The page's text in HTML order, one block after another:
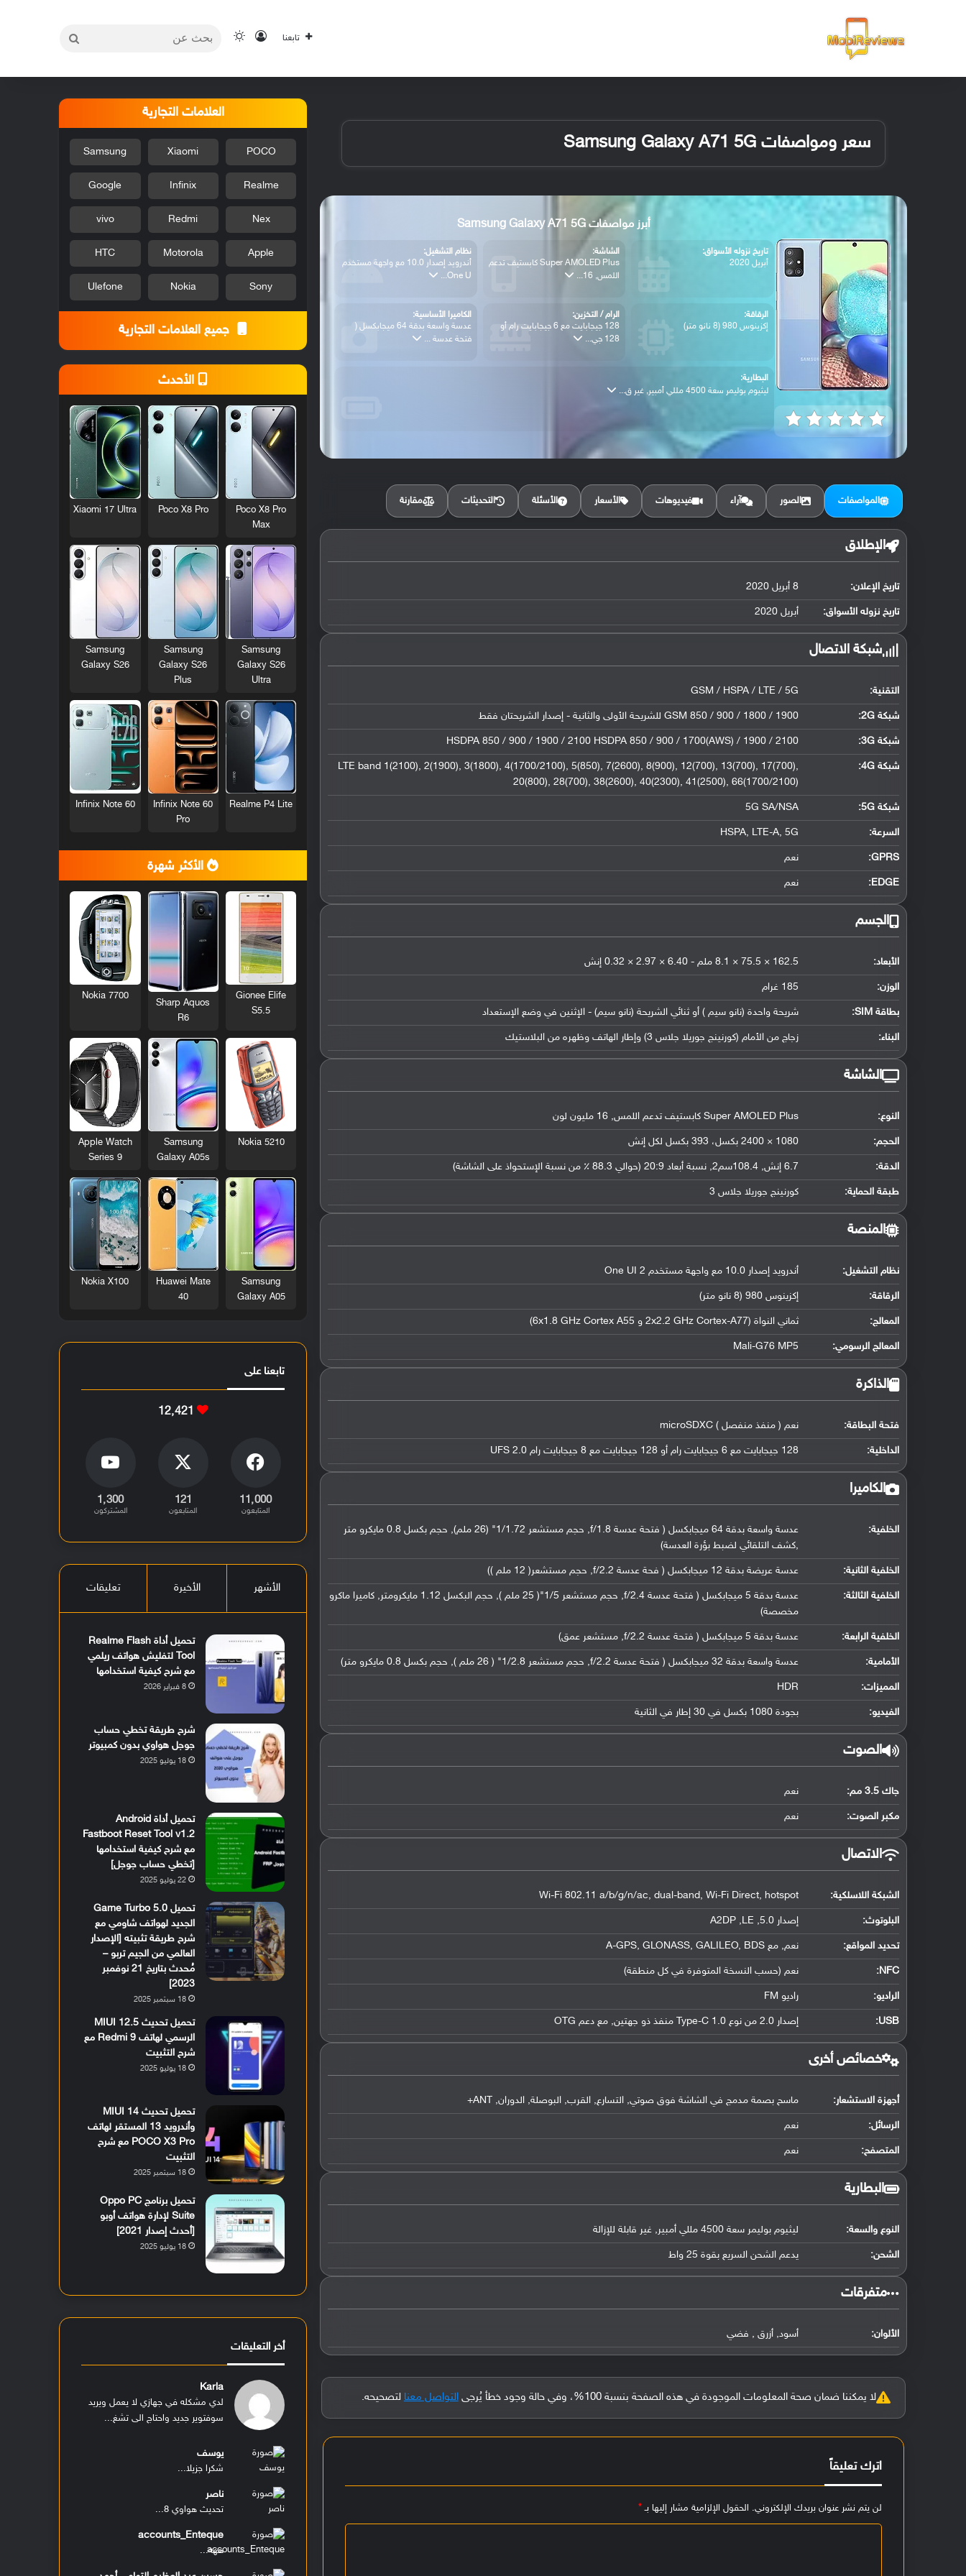
تابعنا تسجيل الدخول
الوضع المظلم
سعر ومواصفات Samsung Galaxy A71 5G
أبرز مواصفات Samsung Galaxy A71 5G
تاريخ نزوله الأسواق:
أبريل 2020
الشاشة:
Super AMOLED Plus كابستيف تدعم
اللمس, 16...
نظام التشغيل:
أندرويد إصدار 10.0 مع واجهة مستخدم
One U...
الرقاقة:
إكزينوس 980 (8 نانو متر)
الرام / التخزين:
128 جيجابايت مع 6 جيجابايت رام أو
128 جي...
الكاميرا الأساسية:
عدسة واسعة بدقة 64 ميجابكسل (
فتحة عدسة ...
البطارية:
ليثيوم بوليمر سعة 4500 مللي أمبير, غير ق...
المواصفات الصور آراء فيديوهات الأسعار الأسئلة التحديثات مقارنة
الإطلاق
تاريخ الإعلان: 8 أبريل 2020
تاريخ نزوله الأسواق: أبريل 2020
شبكة الاتصال
التقنية: GSM / HSPA / LTE / 5G
شبكة 2G: GSM 850 / 900 / 1800 / 1900 للشريحة الأولى والثانية - إصدار الشريحتان فقط
شبكة 3G :
HSDPA 850 / 900 / 1900 / 2100 HSDPA 850 / 900 / 1700(AWS) / 1900 / 2100
شبكة 4G :
LTE band 1(2100), 2(1900), 3(1800), 4(1700/2100), 5(850), 7(2600), 8(900), 12(700), 13(700), 17(700),
20(800), 28(700), 38(2600), 40(2300), 41(2500), 66(1700/2100)
شبكة 5G :
5G SA/NSA
السرعة: HSPA, LTE-A, 5G
GPRS: نعم
EDGE: نعم
الجسم
الأبعاد: 162.5 × 75.5 × 8.1 ملم - 6.40 × 2.97 × 0.32 إنش
الوزن: 185 غرام
بطاقة SIM: شريحة واحدة (نانو سيم ) أو ثنائي الشريحة (نانو سيم) - الإثنين في وضع الإستعداد
البناء: زجاج من الأمام (كورنينج جوريلا جلاس 3) وإطار الهاتف وظهره من البلاستيك
الشاشة
النوع: Super AMOLED Plus كابستيف تدعم اللمس, 16 مليون لون
الحجم: 1080 × 2400 بكسل، 393 بكسل لكل إنش
الدقة: 6.7 إنش, 108.4سم2, نسبة أبعاد 20:9 (حوالي 88.3 ٪ من نسبة الإستحواذ على الشاشة)
طبقة الحماية: كورنينج جوريلا جلاس 3
المنصة
نظام التشغيل: أندرويد إصدار 10.0 مع واجهة مستخدم One UI 2
الرقاقة: إكزينوس 980 (8 نانو متر)
المعالج: ثماني النواة (2x2.2 GHz Cortex-A77 و 6x1.8 GHz Cortex A55)
المعالج الرسومي:
Mali-G76 MP5
الذاكرة
فتحة البطاقة: نعم ( منفذ منفصل ) microSDXC
الداخلية: 128 جيجابايت مع 6 جيجابايت رام أو 128 جيجابايت مع 8 جيجابايت رام UFS 2.0
الكاميرا
الخلفية:
عدسة واسعة بدقة 64 ميجابكسل ( فتحة عدسة f/1.8, حجم مستشعر 1/1.72" (26 ملم), حجم بكسل 0.8 مايكرو متر
,كشف التلقائي لضبط بؤرة العدسة)
الخلفية الثانية: عدسة عريضة بدقة 12 ميجابكسل ( فحة عدسة f/2.2, حجم مستشعر( 12 ملم ))
الخلفية الثالثة:
عدسة بدقة 5 ميجابكسل ( فتحة عدسة f/2.4, حجم مستشعر 1/5"( 25 ملم ), حجم البكسل 1.12 مايكرومتر, كاميرا ماكرو
مخصصة)
الخلفية الرابعة: عدسة بدقة 5 ميجابكسل ( فتحة عدسة f/2.2, مستشعر عمق)
الأمامية: عدسة واسعة بدقة 32 ميجابكسل ( فتحة عدسة f/2.2, حجم مستشعر 1/2.8" ( 26 ملم ), حجم بكسل 0.8 مايكرو متر)
المميزات: HDR
الفيديو: بجودة 1080 بكسل في 30 إطار في الثانية
الصوت
جاك 3.5 مم: نعم
مكبر الصوت: نعم
الاتصال
الشبكة اللاسلكية: Wi-Fi 802.11 a/b/g/n/ac, dual-band, Wi-Fi Direct, hotspot
البلوتوث: إصدار 5.0, A2DP ,LE
تحديد المواقع: نعم, مع A-GPS, GLONASS, GALILEO, BDS
NFC
: نعم (حسب النسخة المتوفرة في كل منطقة)
الراديو: راديو FM
USB
: إصدار 2.0 من نوع Type-C 1.0 منفذ ذو جهتين, مع دعم OTG
خصائص أخرى
أجهزة الاستشعار: ماسح بصمة مدمج في الشاشة فوق صوتي, التسارع, القرب, البوصلة, الدوران, ANT+
الرسائل: نعم
المتصفح: نعم
البطارية
النوع والسعة: ليثيوم بوليمر سعة 4500 مللي أمبير, غير قابلة للإزالة
الشحن: يدعم الشحن السريع بقوة 25 واط
‏متفرقات‏
الألوان: أسود, أزرق , فضي
لا يمكننا ضمان صحة المعلومات الموجودة في هذه الصفحة بنسبة 100%، وفي حالة وجود خطأ يُرجى التواصل معنا لتصحيحه.
اترك تعليقاً
لن يتم نشر عنوان بريدك الإلكتروني. الحقول الإلزامية مشار إليها بـ*
العلامات التجارية
POCO
Xiaomi
Samsung
Realme
Infinix
Google
Nex
Redmi
vivo
Apple
Motorola
HTC
Sony
Nokia
Ulefone
جميع العلامات التجارية
الأحدث
Poco X8 Pro
Max
Poco X8 Pro
Xiaomi 17 Ultra
Samsung
Galaxy S26
Ultra
Samsung
Galaxy S26
Plus
Samsung
Galaxy S26
Realme P4 Lite
Infinix Note 60
Pro
Infinix Note 60
الأكثر شهرة
Gionee Elife
S5.5
Sharp Aquos
R6
Nokia 7700
Nokia 5210
Samsung
Galaxy A05s
Apple Watch
Series 9
Samsung
Galaxy A05
Huawei Mate
40
Nokia X100
تابعنا على
12٬421
11٬000
المتابعون
121
المتابعون
1٬300
المشتركون
الأشهر الأخيرة تعليقات
تحميل أداة Realme Flash
Tool لتفليش هواتف ريلمي
مع شرح كيفية استخدامها
8 فبراير 2026
شرح طريقة تخطي حساب
جوجل هواوي بدون كمبيوتر
18 يوليو 2025
تحميل أداة Android
Fastboot Reset Tool v1.2
مع شرح كيفية استخدامها
[تخطي حساب جوجل]
22 يوليو 2025
تحميل Game Turbo 5.0
الجديد لهواتف شاومي مع
شرح طريقة تثبيته [الإصدار
العالمي من الجيم تربو –
مُحدث بتاريخ 21 نوفمبر
2023]
18 سبتمبر 2025
تحميل تحديث MIUI 12.5
الرسمي لهاتف Redmi 9 مع
شرح التثبيت
18 يوليو 2025
تحميل تحديث MIUI 14
وأندرويد 13 المستقر لهاتف
POCO X3 Pro مع شرح
التثبيت
18 سبتمبر 2025
تحميل برنامج Oppo PC
Suite لإدارة هواتف أوبو
[أحدث إصدار 2021]
18 يوليو 2025
أخر التعليقات
Karla
لدي مشكله في جهازي لا يعمل ويريد
سوفتوير جديد واحتاج الى تشغ...
يوسف
شكرا جزيلا...
ناصر
تحديث هواوي 8...
accounts_Enteque
ههه...